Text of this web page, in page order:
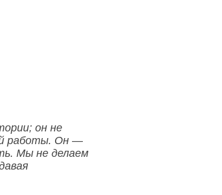
он не
работы. Он —
Мы не делаем